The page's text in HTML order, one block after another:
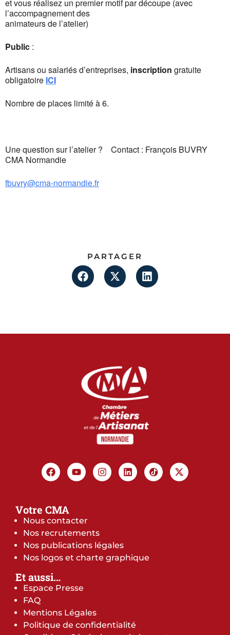
et vous réalisez un premier motif par découpe (avec
l’accompagnement des
animateurs de l’atelier)
Public :
Artisans ou salariés d’entreprises, inscription gratuite
obligatoire ICI
Nombre de places limité à 6.
Une question sur l’atelier ? Contact : François BUVRY
CMA Normandie
fbuvry@cma-normandie.fr
PARTAGER
Votre CMA
Nous contacter
Nos recrutements
Nos publications légales
Nos logos et charte graphique
Et aussi…
Espace Presse
FAQ
Mentions Légales
Politique de confidentialité